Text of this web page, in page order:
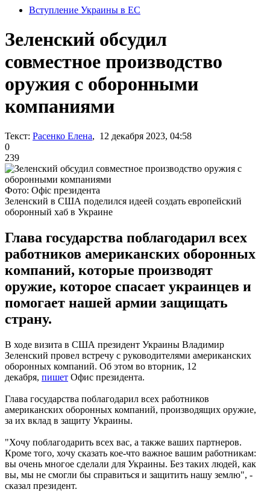
Вступление Украины в ЕС
Зеленский обсудил
совместное производство
оружия с оборонными
компаниями
Текст: Расенко Елена, 12 декабря 2023, 04:58
0
239
Фото: Офіс президента
Зеленский в США поделился идеей создать европейский
оборонный хаб в Украине
Глава государства поблагодарил всех
работников американских оборонных
компаний, которые производят
оружие, которое спасает украинцев и
помогает нашей армии защищать
страну.
В ходе визита в США президент Украины Владимир
Зеленский провел встречу с руководителями американских
оборонных компаний. Об этом во вторник, 12
декабря, пишет Офис президента.
Глава государства поблагодарил всех работников
американских оборонных компаний, производящих оружие,
за их вклад в защиту Украины.
"Хочу поблагодарить всех вас, а также ваших партнеров.
Кроме того, хочу сказать кое-что важное вашим работникам:
вы очень многое сделали для Украины. Без таких людей, как
вы, мы не смогли бы справиться и защитить нашу землю", -
сказал президент.